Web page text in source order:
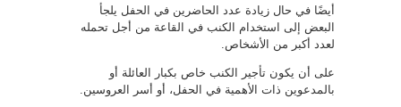
أيضًا في حال زيادة عدد الحاضرين في الحفل يلجأ
البعض إلى استخدام الكنب في القاعة من أجل تحمله
لعدد أكبر من الأشخاص.
على أن يكون تأجير الكنب خاص بكبار العائلة أو
بالمدعوين ذات الأهمية في الحفل، أو أسر العروسين.